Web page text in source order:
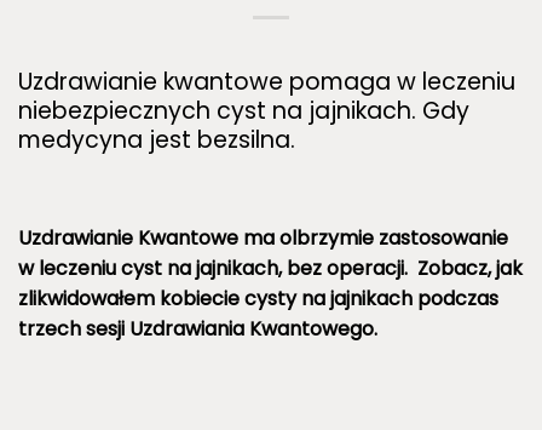
Uzdrawianie kwantowe pomaga w leczeniu
niebezpiecznych cyst na jajnikach. Gdy
medycyna jest bezsilna.
Uzdrawianie Kwantowe ma olbrzymie zastosowanie
w leczeniu cyst na jajnikach, bez operacji. Zobacz, jak
zlikwidowałem kobiecie cysty na jajnikach podczas
trzech sesji Uzdrawiania Kwantowego.